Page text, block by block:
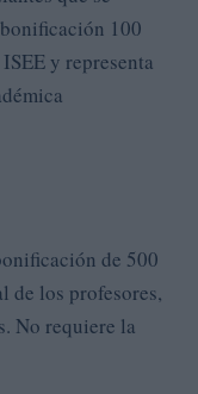
100
y representa
de 500
de los profesores,
No requiere la